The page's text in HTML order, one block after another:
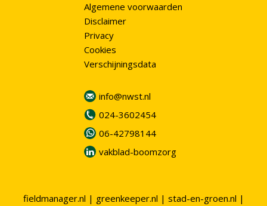
Algemene voorwaarden
Disclaimer
Privacy
Cookies
Verschijningsdata
info@nwst.nl
024-3602454
06-42798144
vakblad-boomzorg
fieldmanager.nl | greenkeeper.nl | stad-en-groen.nl |